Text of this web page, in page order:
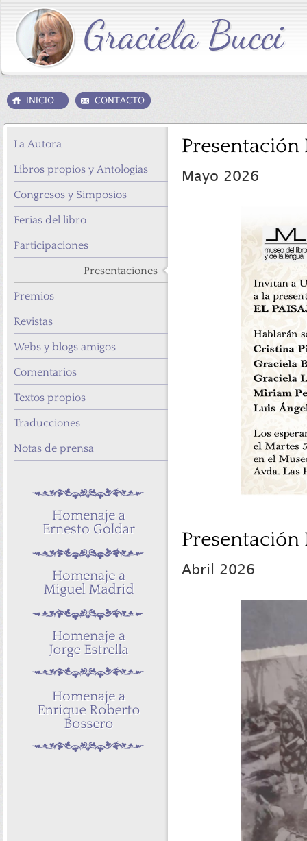
La Autora
Libros propios y Antologias
Congresos y Simposios
Ferias del libro
Participaciones
Presentaciones
Premios
Revistas
Webs y blogs amigos
Comentarios
Textos propios
Traducciones
Notas de prensa
Presentación
Mayo 2026
Presentación
Abril 2026